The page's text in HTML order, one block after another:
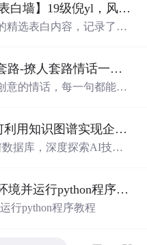
用devc++表白_【理工大表白墙】19级倪yl，风吹起如花般破碎的流年，而你的笑容摇晃摇晃，成为我命途中最美的点缀...
精选表白内容，记录了学
用计算机撩人套路,撩人套路-撩人套路情话一问一答 - 个性说说吧
意的情话，每一句都能触
产业园区运营负责人如何利用知识图谱实现企业精准对接与协同？.docx
据库，深度探索AI技术
动科技创新与产业创新研华网关ECU-1051搭建环境并运行python程序教程
行python程序教程